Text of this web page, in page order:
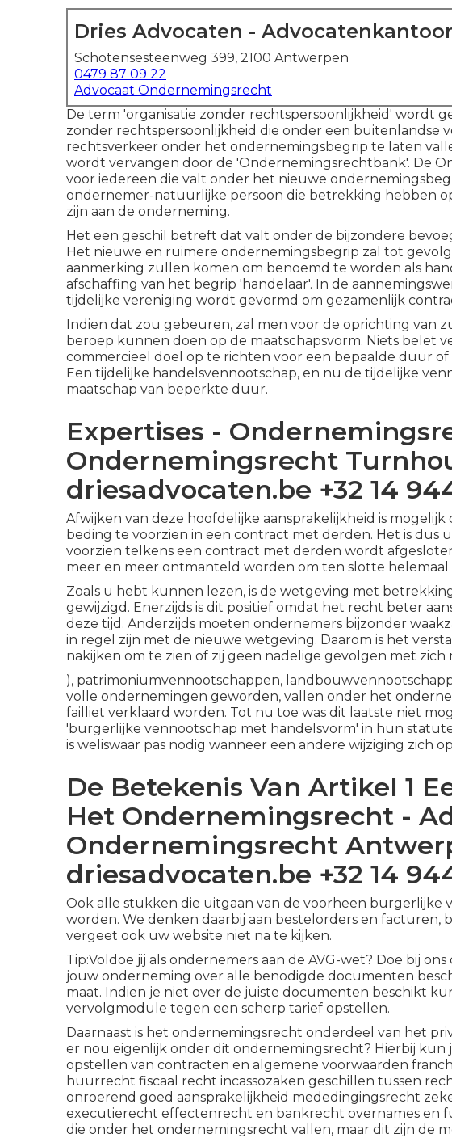
Dries Advocaten -
Schotensesteenweg 399, 2100 Antwerpen
0479 87 09 22
Advocaat Ondernemingsrecht
De term 'organisatie zonder rechtspersoonlijkheid' wordt
zonder rechtspersoonlijkheid die onder een buitenlandse
rechtsverkeer onder het ondernemingsbegrip te laten
wordt vervangen door de 'Ondernemingsrechtbank'. De
voor iedereen die valt onder het nieuwe
ondernemer-natuurlijke persoon die betrekking hebben
zijn aan de onderneming.
Het een geschil betreft dat valt onder de bijzondere
Het nieuwe en ruimere ondernemingsbegrip zal tot
aanmerking zullen komen om benoemd te worden als
afschaffing van het begrip 'handelaar'. In de
tijdelijke vereniging wordt gevormd om gezamenlijk
Indien dat zou gebeuren, zal men voor de oprichting van
beroep kunnen doen op de maatschapsvorm. Niets belet
commercieel doel op te richten voor een bepaalde duur
Een tijdelijke handelsvennootschap, en nu de tijdelijke
maatschap van beperkte duur.
Expertises -
Ondernemingsrecht
driesadvocaten.be +32 14
Afwijken van deze hoofdelijke aansprakelijkheid is
beding te voorzien in een contract met derden. Het is dus
voorzien telkens een contract met derden wordt
meer en meer ontmanteld worden om ten slotte helemaal
Zoals u hebt kunnen lezen, is de wetgeving met
gewijzigd. Enerzijds is dit positief omdat het recht beter
deze tijd. Anderzijds moeten ondernemers bijzonder
in regel zijn met de nieuwe wetgeving. Daarom is het
nakijken om te zien of zij geen nadelige gevolgen met zich
), patrimoniumvennootschappen,
volle ondernemingen geworden, vallen onder het
failliet verklaard worden. Tot nu toe was dit laatste niet
'burgerlijke vennootschap met handelsvorm' in hun
is weliswaar pas nodig wanneer een andere wijziging zich
De Betekenis Van Artikel 1
Het Ondernemingsrecht -
Ondernemingsrecht
driesadvocaten.be +32 14
Ook alle stukken die uitgaan van de voorheen burgerlijke
worden. We denken daarbij aan bestelorders en facturen,
vergeet ook uw website niet na te kijken.
Tip:Voldoe jij als ondernemers aan de AVG-wet? Doe bij
jouw onderneming over alle benodigde documenten
maat. Indien je niet over de juiste documenten beschikt
vervolgmodule tegen een scherp tarief opstellen.
Daarnaast is het ondernemingsrecht onderdeel van het
er nou eigenlijk onder dit ondernemingsrecht? Hierbij kun
opstellen van contracten en algemene voorwaarden
huurrecht fiscaal recht incassozaken geschillen tussen
onroerend goed aansprakelijkheid mededingingsrecht
executierecht effectenrecht en bankrecht overnames en
die onder het ondernemingsrecht vallen, maar dit zijn de